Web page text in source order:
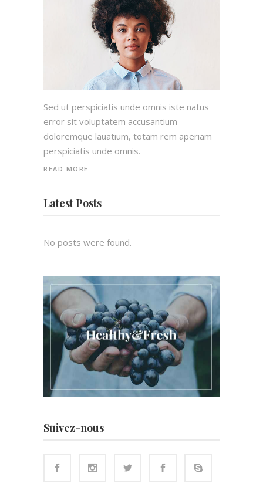
Sed ut perspiciatis unde omnis iste natus
error sit voluptatem accusantium
doloremque lauatium, totam rem aperiam
perspiciatis unde omnis.
READ MORE
Latest Posts
No posts were found.
Suivez-nous